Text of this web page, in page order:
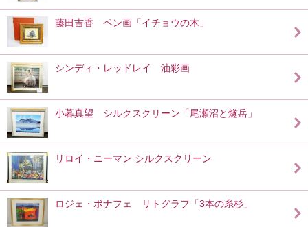
藤田吉香 ペン画「イチョウの木」
シンディ・レッドレイ 油彩画
小暮真望 シルクスクリーン「尾瀬沼と燧岳」
リロイ・ニーマン シルクスクリーン
ロジェ・ボナフェ リトグラフ「3本の糸杉」